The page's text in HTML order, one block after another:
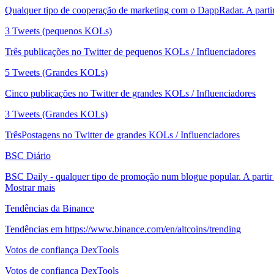
Qualquer tipo de cooperação de marketing com o DappRadar. A
3 Tweets (pequenos KOLs)
Três publicações no Twitter de pequenos KOLs / Influenciadores
5 Tweets (Grandes KOLs)
Cinco publicações no Twitter de grandes KOLs / Influenciadores
3 Tweets (Grandes KOLs)
TrêsPostagens no Twitter de grandes KOLs / Influenciadores
BSC Diário
BSC Daily - qualquer tipo de promoção num blogue popular. A partir
Mostrar mais
Tendências da Binance
Tendências em https://www.binance.com/en/altcoins/trending
Votos de confiança DexTools
Votos de confiança DexTools